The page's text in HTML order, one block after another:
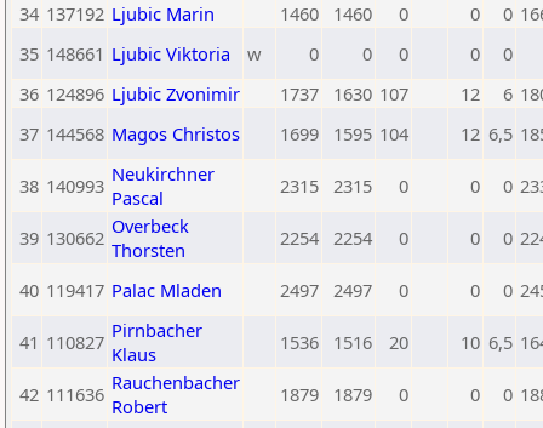
34 137192 Ljubic Marin 1460 1460 0 0 0
35 148661 Ljubic Viktoria w 0 0 0 0
0
36 124896 Ljubic Zvonimir 1737 1630 107 12 6
37 144568 Magos Christos 1699 1595 104 12 6,5
38 140993 Neukirchner
Pascal
2315 2315 0 0 0
39 130662 Overbeck
Thorsten
2254 2254 0 0 0
40 119417 Palac Mladen 2497 2497 0 0 0
41 110827 Pirnbacher
Klaus
1536 1516 20 10 6,5
42 111636 Rauchenbacher
Robert
1879 1879 0 0 0